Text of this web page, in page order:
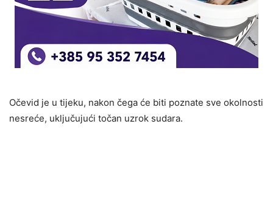
Očevid je u tijeku, nakon čega će biti poznate sve okolnosti
nesreće, uključujući točan uzrok sudara.